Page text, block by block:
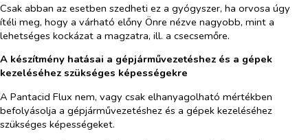
Csak abban az esetben szedheti ez a gyógyszer, ha orvosa úgy
ítéli meg, hogy a várható előny Önre nézve nagyobb, mint a
lehetséges kockázat a magzatra, ill. a csecsemőre.
A készítmény hatásai a gépjárművezetéshez és a gépek
kezeléséhez szükséges képességekre
A Pantacid Flux nem, vagy csak elhanyagolható mértékben
befolyásolja a gépjárművezetéshez és a gépek kezeléséhez
szükséges képességeket.